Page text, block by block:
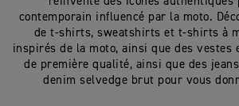
contemporain influencé par la moto.
de t-shirts, sweatshirts et t-shirts à
inspirés de la moto, ainsi que des vestes
de première qualité, ainsi que des
denim selvedge brut pour vous